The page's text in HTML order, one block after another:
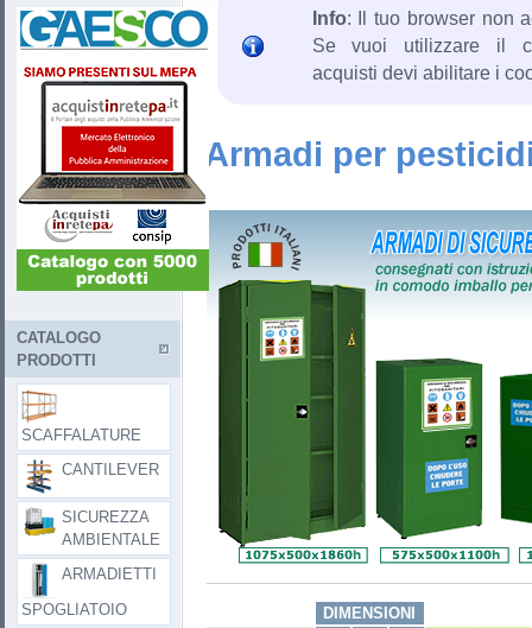
Info: Il tuo browser non
Se vuoi utilizzare il
acquisti devi abilitare i
Armadi per
DIMENSIONI
CATALOGO
PRODOTTI
SCAFFALATURE
CANTILEVER
SICUREZZA
AMBIENTALE
ARMADIETTI
SPOGLIATOIO